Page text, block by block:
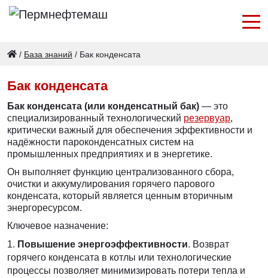
/ База знаний / Бак конденсата
Бак конденсата
Бак конденсата (или конденсатный бак) — это
специализированный технологический резервуар,
критически важный для обеспечения эффективности и
надёжности пароконденсатных систем на
промышленных предприятиях и в энергетике.
Он выполняет функцию централизованного сбора,
очистки и аккумулирования горячего парового
конденсата, который является ценным вторичным
энергоресурсом.
Ключевое назначение:
Повышение энергоэффективности. Возврат
горячего конденсата в котлы или технологические
процессы позволяет минимизировать потери тепла и